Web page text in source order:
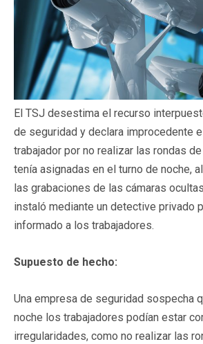
El TSJ desestima el recurso
de seguridad y declara improcedente
trabajador por no realizar las rondas
tenía asignadas en el turno de noche,
las grabaciones de las cámaras
instaló mediante un detective privado
informado a los trabajadores.
Supuesto de hecho:
Una empresa de seguridad sospecha
noche los trabajadores podían estar
irregularidades, como no realizar las